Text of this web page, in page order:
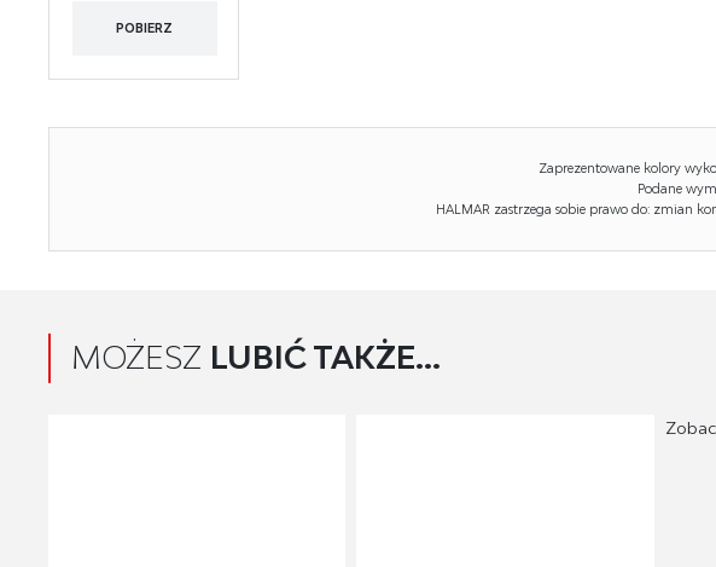
POBIERZ
Zaprezentowane kolory
Podane
HALMAR zastrzega sobie prawo do: zmian
MOŻESZ LUBIĆ TAKŻE...